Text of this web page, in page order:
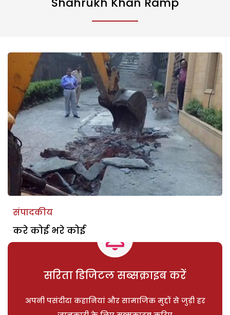
संपादकीय
करे कोई भरे कोई
सरिता डिजिटल सब्सक्राइब करें
अपनी पसंदीदा कहानियां और सामाजिक मुद्दों से जुड़ी हर